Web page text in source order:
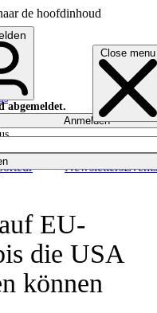
de hoofdinhoud
Close menu
NewslettersEvents
abgemeldet.
Anmelden
EU-
die USA
können